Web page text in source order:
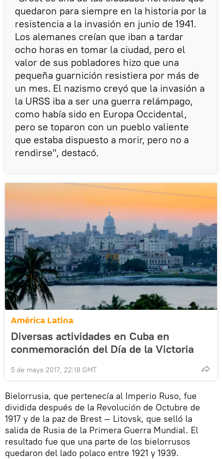
quedaron para siempre en la historia por la
resistencia a la invasión en junio de 1941.
Los alemanes creían que iban a tardar
ocho horas en tomar la ciudad, pero el
valor de sus pobladores hizo que una
pequeña guarnición resistiera por más de
un mes. El nazismo creyó que la invasión a
la URSS iba a ser una guerra relámpago,
como había sido en Europa Occidental,
pero se toparon con un pueblo valiente
que estaba dispuesto a morir, pero no a
rendirse", destacó.
América Latina
Diversas actividades en Cuba en
conmemoración del Día de la Victoria
5 de mayo 2017, 22:18 GMT
Bielorrusia, que pertenecía al Imperio Ruso, fue
dividida después de la Revolución de Octubre de
1917 y de la paz de Brest — Litovsk, que selló la
salida de Rusia de la Primera Guerra Mundial. El
resultado fue que una parte de los bielorrusos
quedaron del lado polaco entre 1921 y 1939.